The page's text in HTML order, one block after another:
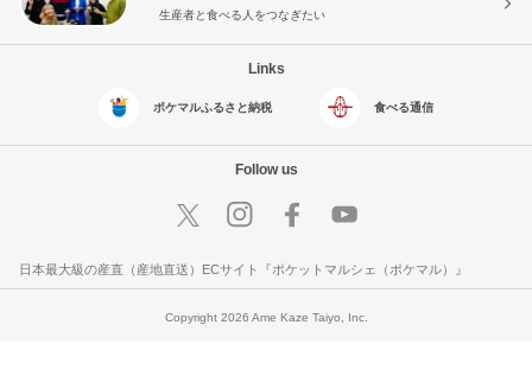
生産者と食べる人をつなぎたい
Links
ポケマルふるさと納税 食べる通信
Follow us
日本最大級の産直（産地直送）ECサイト『ポケットマルシェ（ポケマル）』
Copyright 2026 Ame Kaze Taiyo, Inc.